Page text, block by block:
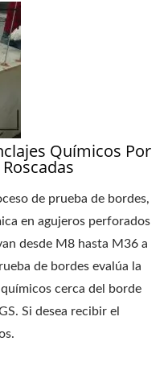
Químicos Por
de prueba de bordes,
en agujeros perforados
desde M8 hasta M36 a
de bordes evalúa la
cerca del borde
Si desea recibir el